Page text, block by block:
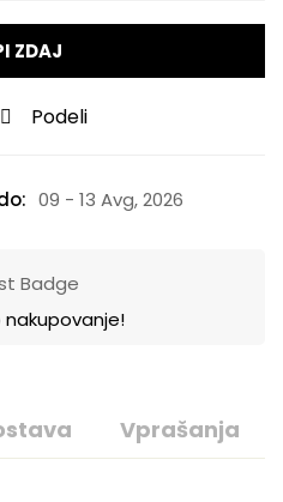
ZDAJ
Podeli
09 - 13 Avg, 2026
nakupovanje!
Vprašanja